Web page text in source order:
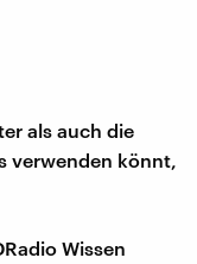
als auch die
verwenden könnt,
Wissen